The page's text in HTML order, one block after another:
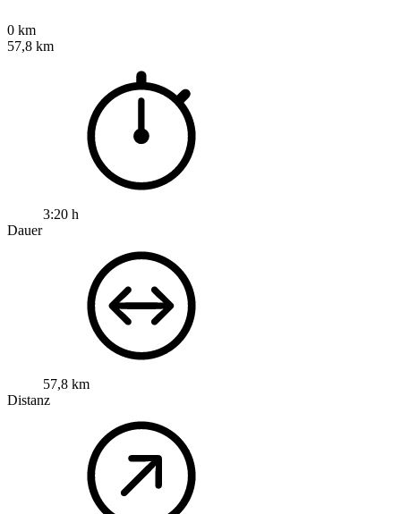
0 km
57,8 km
3:20 h
Dauer
57,8 km
Distanz